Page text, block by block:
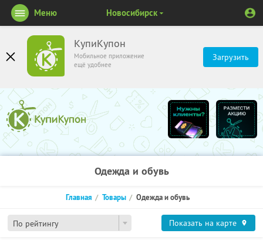
КупиКупон
Мобильное приложение
ещё удобнее
Загрузить
Меню Новосибирск
Одежда и обувь
По рейтингу
Главная Товары Одежда и обувь
Показать на карте